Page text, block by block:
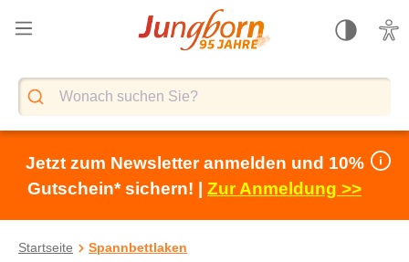
springen
Jetzt zum Newsletter anmelden und 10%
Gutschein* sichern! | Zur Anmeldung >>
Startseite Spannbettlaken